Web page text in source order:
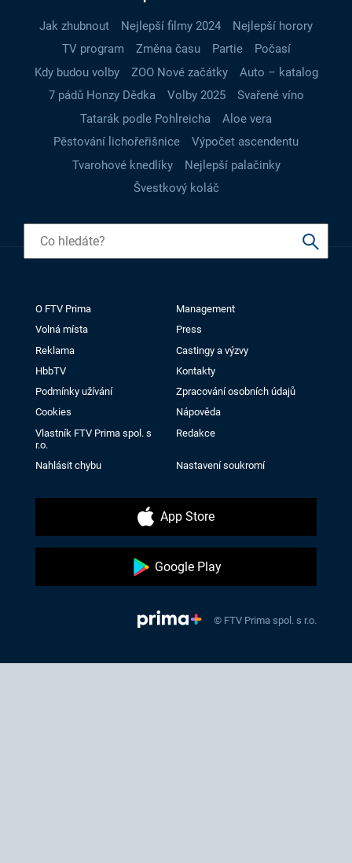
Jak zhubnout Nejlepší filmy 2024
Nejlepší horory
TV program
Změna času Partie
Počasí
Kdy budou volby
ZOO Nové začátky
Auto – katalog
7 pádů Honzy Dědka
Volby 2025
Svařené víno
Tatarák podle Pohlreicha
Aloe vera
Pěstování lichořeřišnice
Výpočet ascendentu
Tvarohové knedlíky
Nejlepší palačinky
Švestkový koláč
O FTV Prima
Management
Volná místa
Press
Reklama
Castingy a výzvy
HbbTV
Kontakty
Podmínky užívání
Zpracování osobních údajů
Cookies
Nápověda
Vlastník FTV Prima spol. s
r.o.
Redakce
Nahlásit chybu Nastavení soukromí
App Store
Google Play
© FTV Prima spol. s r.o.